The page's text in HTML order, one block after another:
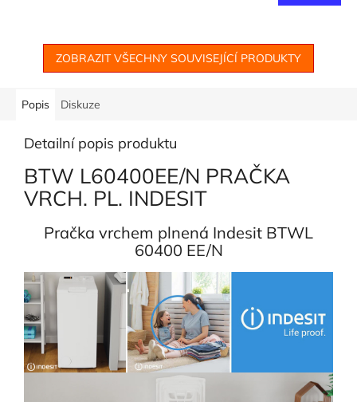
hvězdiček.ZOBRAZIT VŠECHNY SOUVISEJÍCÍ PRODUKTY
Popis Diskuze
Detailní popis produktu
BTW L60400EE/N PRAČKA
VRCH. PL. INDESIT
Pračka vrchem plnená Indesit BTWL
60400 EE/N